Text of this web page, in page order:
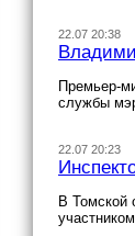
22.07 20:38
Премьер-
службы
22.07 20:23
В Томской